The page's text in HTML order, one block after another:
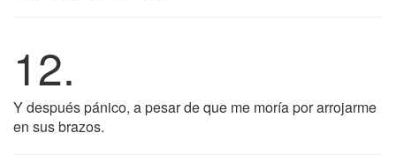
12.
Y después pánico, a pesar de que me moría por arrojarme
en sus brazos.